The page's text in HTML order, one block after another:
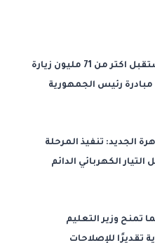
وزارة الصحة تستقبل اكتر من 71 مليون زيارة
رئيس الجمهورية
الجديد: تنفيذ المرحلة
الكهربائي الدائم
تمنح وزير التعليم
تقديرًا للإصلاحات